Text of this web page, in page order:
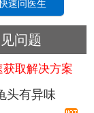
速问医生
问题
取解决方案
头有异味